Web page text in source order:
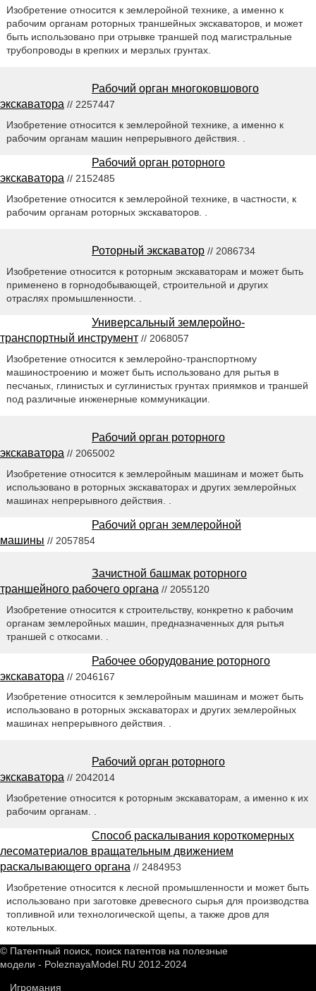
Изобретение относится к землеройной технике, а именно к
рабочим органам роторных траншейных экскаваторов, и может
быть использовано при отрывке траншей под магистральные
трубопроводы в крепких и мерзлых грунтах.
Рабочий орган многоковшового
экскаватора // 2257447
Изобретение относится к землеройной технике, а именно к
рабочим органам машин непрерывного действия. .
Рабочий орган роторного
экскаватора // 2152485
Изобретение относится к землеройной технике, в частности, к
рабочим органам роторных экскаваторов. .
Роторный экскаватор // 2086734
Изобретение относится к роторным экскаваторам и может быть
применено в горнодобывающей, строительной и других
отраслях промышленности. .
Универсальный землеройно-
транспортный инструмент // 2068057
Изобретение относится к землеройно-транспортному
машиностроению и может быть использовано для рытья в
песчаных, глинистых и суглинистых грунтах приямков и траншей
под различные инженерные коммуникации.
Рабочий орган роторного
экскаватора // 2065002
Изобретение относится к землеройным машинам и может быть
использовано в роторных экскаваторах и других землеройных
машинах непрерывного действия. .
Рабочий орган землеройной
машины // 2057854
Зачистной башмак роторного
траншейного рабочего органа // 2055120
Изобретение относится к строительству, конкретно к рабочим
органам землеройных машин, предназначенных для рытья
траншей с откосами. .
Рабочее оборудование роторного
экскаватора // 2046167
Изобретение относится к землеройным машинам и может быть
использовано в роторных экскаваторах и других землеройных
машинах непрерывного действия. .
Рабочий орган роторного
экскаватора // 2042014
Изобретение относится к роторным экскаваторам, а именно к их
рабочим органам. .
Способ раскалывания короткомерных
лесоматериалов вращательным движением
раскалывающего органа // 2484953
Изобретение относится к лесной промышленности и может быть
использовано при заготовке древесного сырья для производства
топливной или технологической щепы, а также дров для
котельных.
© Патентный поиск, поиск патентов на полезные
модели - PoleznayaModel.RU 2012-2024
Игромания